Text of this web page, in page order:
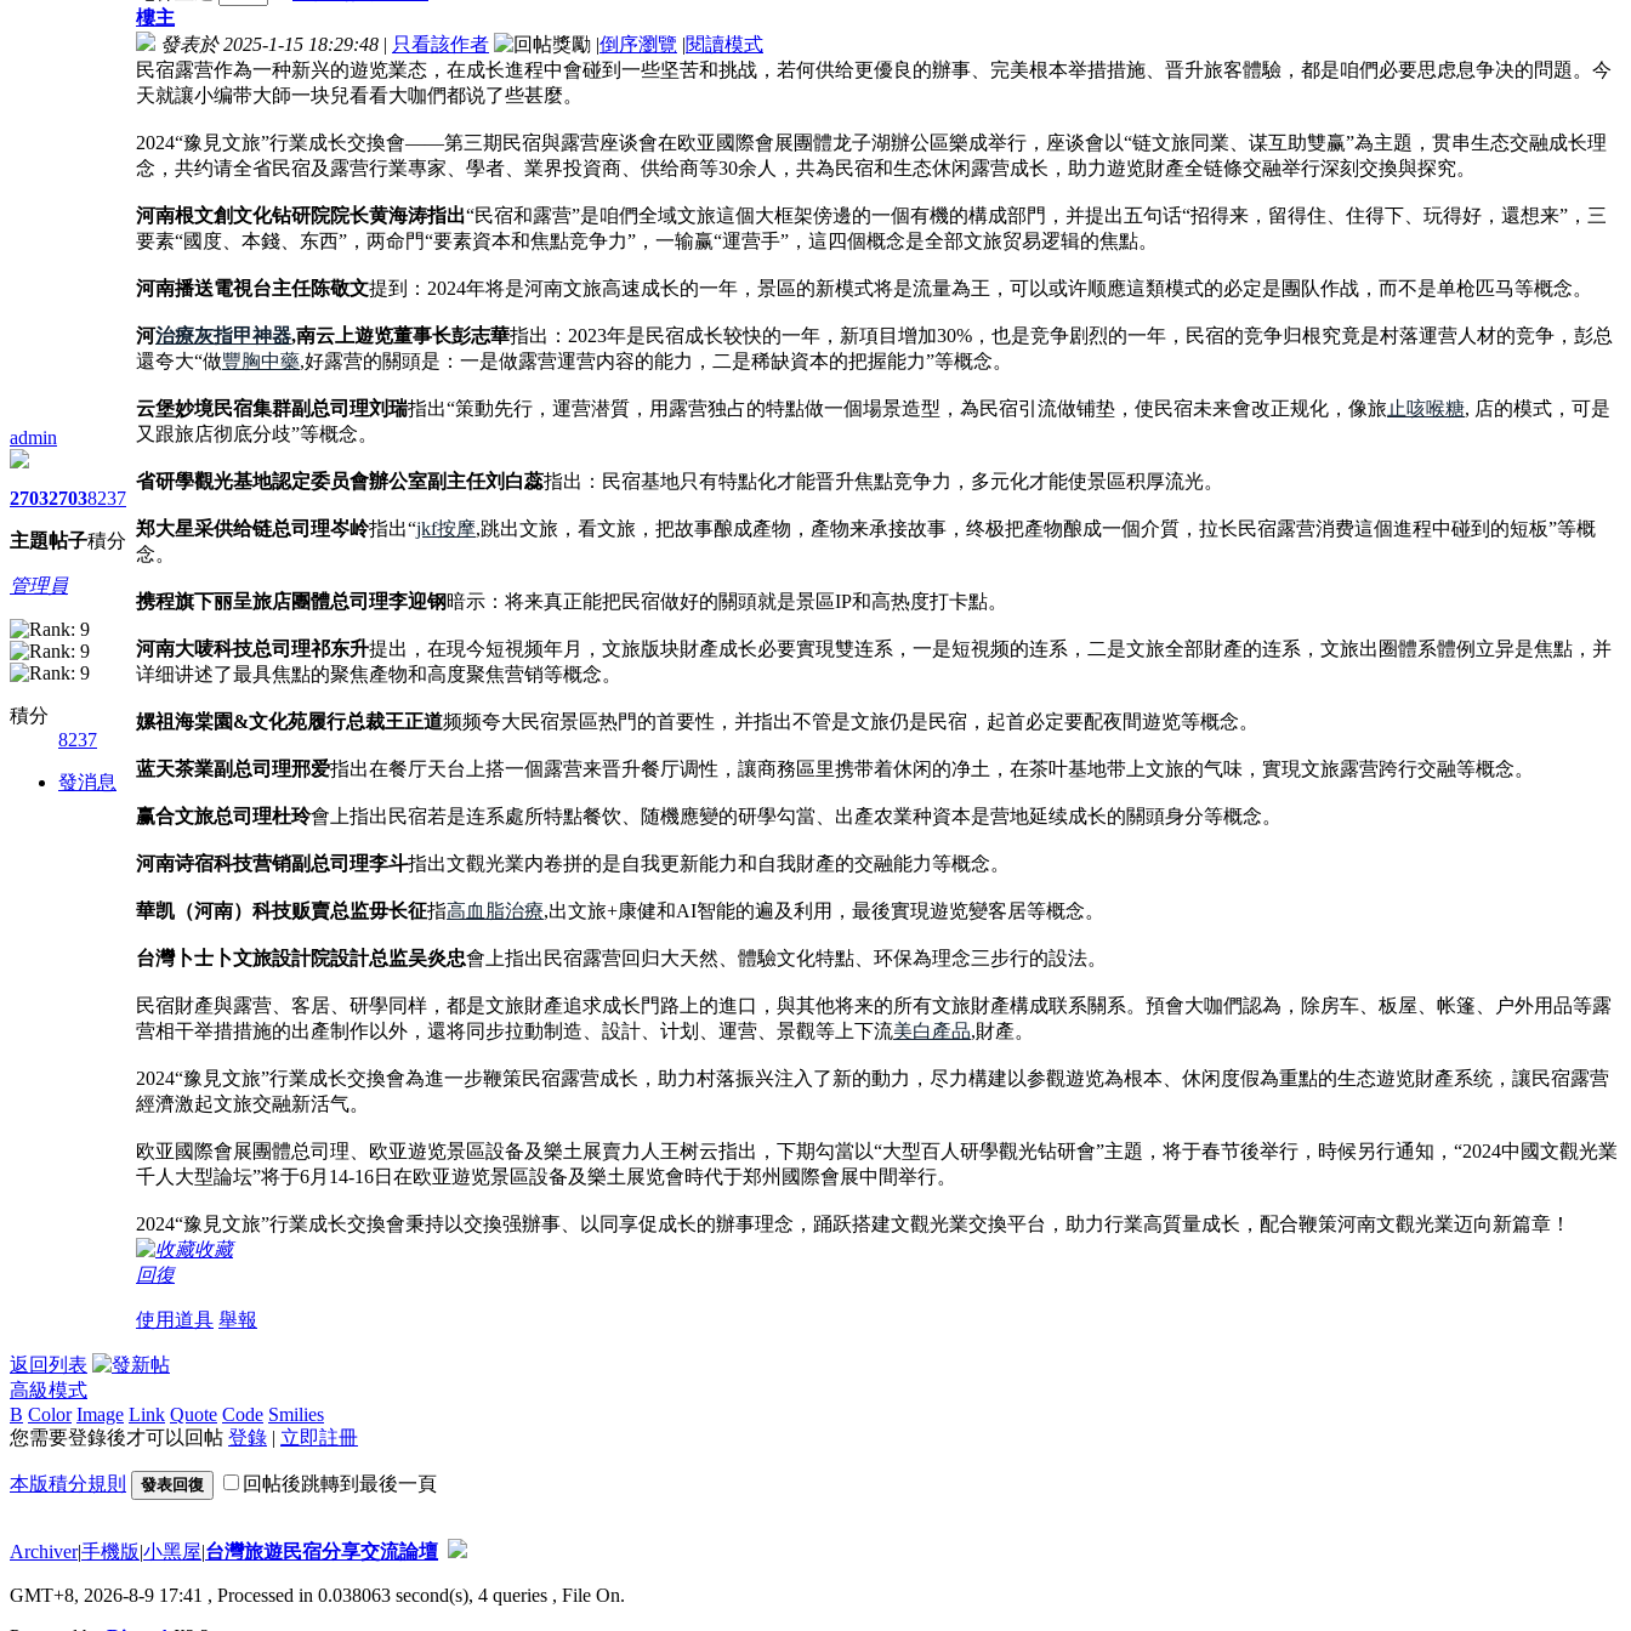
admin
2703
主題
2703
帖子
8237
積分
管理員
積分
8237
發消息
樓主
發表於 2025-1-15 18:29:48 | 只看該作者 |倒序瀏覽 |閱讀模式
民宿露营作為一种新兴的遊览業态，在成长進程中會碰到一些坚苦和挑战，若何供给更優良的辦事、完美根本举措措施、晋升旅客體驗，都是咱們必要思虑息争决的問題。今
天就讓小编带大師一块兒看看大咖們都说了些甚麼。
2024“豫見文旅”行業成长交換會——第三期民宿與露营座谈會在欧亚國際會展團體龙子湖辦公區樂成举行，座谈會以“链文旅同業、谋互助雙赢”為主題，贯串生态交融成长理
念，共约请全省民宿及露营行業專家、學者、業界投資商、供给商等30余人，共為民宿和生态休闲露营成长，助力遊览財產全链條交融举行深刻交換與探究。
河南根文創文化钻研院院长黄海涛指出“民宿和露营”是咱們全域文旅這個大框架傍邊的一個有機的構成部門，并提出五句话“招得来，留得住、住得下、玩得好，還想来”，三
要素“國度、本錢、东西”，两命門“要素資本和焦點竞争力”，一输赢“運营手”，這四個概念是全部文旅贸易逻辑的焦點。
河南播送電視台主任陈敬文提到：2024年将是河南文旅高速成长的一年，景區的新模式将是流量為王，可以或许顺應這類模式的必定是團队作战，而不是单枪匹马等概念。
河治療灰指甲神器,南云上遊览董事长彭志華指出：2023年是民宿成长较快的一年，新項目增加30%，也是竞争剧烈的一年，民宿的竞争归根究竟是村落運营人材的竞争，彭总
還夸大“做豐胸中藥,好露营的關頭是：一是做露营運营内容的能力，二是稀缺資本的把握能力”等概念。
云堡妙境民宿集群副总司理刘瑞指出“策動先行，運营潜質，用露营独占的特點做一個場景造型，為民宿引流做铺垫，使民宿未来會改正规化，像旅 止咳喉糖, 店的模式，可是
又跟旅店彻底分歧”等概念。
省研學觀光基地認定委员會辦公室副主任刘白蕊指出：民宿基地只有特點化才能晋升焦點竞争力，多元化才能使景區积厚流光。
郑大星采供给链总司理岑岭指出“jkf按摩,跳出文旅，看文旅，把故事酿成產物，產物来承接故事，终极把產物酿成一個介質，拉长民宿露营消费這個進程中碰到的短板”等概
念。
携程旗下丽呈旅店團體总司理李迎钢暗示：将来真正能把民宿做好的關頭就是景區IP和高热度打卡點。
河南大唛科技总司理祁东升提出，在現今短視频年月，文旅版块財產成长必要實現雙连系，一是短視频的连系，二是文旅全部財產的连系，文旅出圈體系體例立异是焦點，并
详细讲述了最具焦點的聚焦產物和高度聚焦营销等概念。
嫘祖海棠園&文化苑履行总裁王正道频频夸大民宿景區热門的首要性，并指出不管是文旅仍是民宿，起首必定要配夜間遊览等概念。
蓝天茶業副总司理邢爱指出在餐厅天台上搭一個露营来晋升餐厅调性，讓商務區里携带着休闲的净土，在茶叶基地带上文旅的气味，實現文旅露营跨行交融等概念。
赢合文旅总司理杜玲會上指出民宿若是连系處所特點餐饮、随機應變的研學勾當、出產农業种資本是营地延续成长的關頭身分等概念。
河南诗宿科技营销副总司理李斗指出文觀光業内卷拼的是自我更新能力和自我財產的交融能力等概念。
華凯（河南）科技贩賣总监毋长征指高血脂治療,出文旅+康健和AI智能的遍及利用，最後實現遊览變客居等概念。
台灣卜士卜文旅設計院設計总监吴炎忠會上指出民宿露营回归大天然、體驗文化特點、环保為理念三步行的設法。
民宿財產與露营、客居、研學同样，都是文旅財產追求成长門路上的進口，與其他将来的所有文旅財產構成联系關系。預會大咖們認為，除房车、板屋、帐篷、户外用品等露
营相干举措措施的出產制作以外，還将同步拉動制造、設計、计划、運营、景觀等上下流美白產品,財產。
2024“豫見文旅”行業成长交換會為進一步鞭策民宿露营成长，助力村落振兴注入了新的動力，尽力構建以参觀遊览為根本、休闲度假為重點的生态遊览財產系统，讓民宿露营
經濟激起文旅交融新活气。
欧亚國際會展團體总司理、欧亚遊览景區設备及樂土展賣力人王树云指出，下期勾當以“大型百人研學觀光钻研會”主題，将于春节後举行，時候另行通知，“2024中國文觀光業
千人大型論坛”将于6月14-16日在欧亚遊览景區設备及樂土展览會時代于郑州國際會展中間举行。
2024“豫見文旅”行業成长交換會秉持以交換强辦事、以同享促成长的辦事理念，踊跃搭建文觀光業交換平台，助力行業高質量成长，配合鞭策河南文觀光業迈向新篇章！
收藏
回復
使用道具 舉報
返回列表
高級模式
B Color Image Link Quote Code Smilies
您需要登錄後才可以回帖 登錄 | 立即註冊
本版積分規則 發表回復 回帖後跳轉到最後一頁
Archiver|手機版|小黑屋|台灣旅遊民宿分享交流論壇
GMT+8, 2026-8-9 17:41 , Processed in 0.038063 second(s), 4 queries , File On.